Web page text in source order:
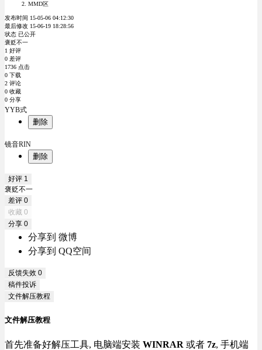
MMD区
发布时间 15-05-06 04:12:30
最后修改 15-06-19 18:28:56
状态 已公开
褒贬不一
1 好评
0 差评
1736 点击
0 下载
2 评论
0 收藏
0 分享
YYB式
删除
镜音RIN
删除
好评 1
褒贬不一
差评 0
收藏 0
分享 0
分享到 微博
分享到 QQ空间
反馈失效 0
稿件投诉
文件解压教程
文件解压教程
首先准备好解压工具, 电脑端安装 WINRAR 或者 7z, 手机端